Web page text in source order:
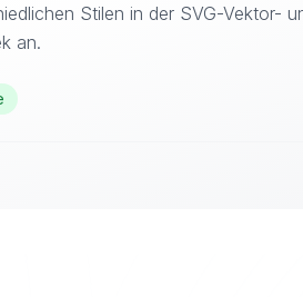
Stilen in der SVG-Vektor-
an.